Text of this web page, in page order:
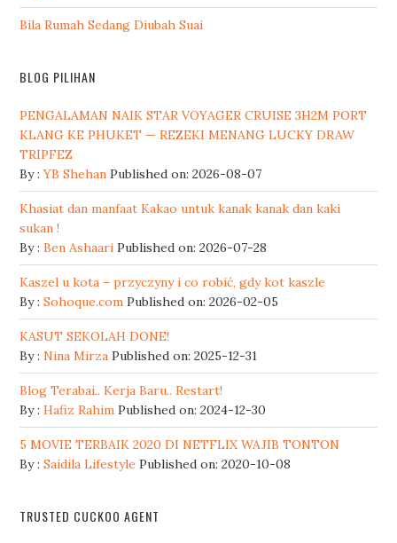
Bila Rumah Sedang Diubah Suai
BLOG PILIHAN
PENGALAMAN NAIK STAR VOYAGER CRUISE 3H2M PORT
KLANG KE PHUKET — REZEKI MENANG LUCKY DRAW
TRIPFEZ
By :YB Shehan Published on: 2026-08-07
Khasiat dan manfaat Kakao untuk kanak kanak dan kaki
sukan !
By :Ben Ashaari Published on: 2026-07-28
Kaszel u kota – przyczyny i co robić, gdy kot kaszle
By :Sohoque.com Published on: 2026-02-05
KASUT SEKOLAH DONE!
By :Nina Mirza Published on: 2025-12-31
Blog Terabai.. Kerja Baru.. Restart!
By :Hafiz Rahim Published on: 2024-12-30
5 MOVIE TERBAIK 2020 DI NETFLIX WAJIB TONTON
By :Saidila Lifestyle Published on: 2020-10-08
TRUSTED CUCKOO AGENT